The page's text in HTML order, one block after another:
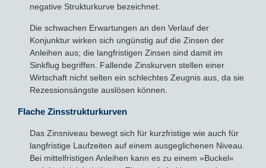
negative Strukturkurve bezeichnet.
Die schwachen Erwartungen an den Verlauf der
Konjunktur wirken sich ungünstig auf die Zinsen der
Anleihen aus; die langfristigen Zinsen sind damit im
Sinkflug begriffen. Fallende Zinskurven stellen einer
Wirtschaft nicht selten ein schlechtes Zeugnis aus, da sie
Rezessionsängste auslösen können.
Flache Zinsstrukturkurven
Das Zinsniveau bewegt sich für kurzfristige wie auch für
langfristige Laufzeiten auf einem ausgeglichenen Niveau.
Bei mittelfristigen Anleihen kann es zu einem »Buckel«